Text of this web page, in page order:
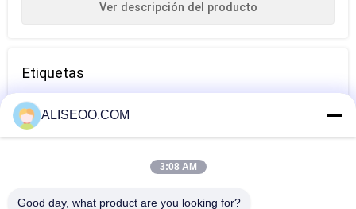
Ver descripción del producto
Etiquetas
máquina del
retiro del pelo
del laser
profesional del
Más Información Máquina Del Retiro Del Pelo
ALISEOO.COM
3:08 AM
Good day, what product are you looking for?